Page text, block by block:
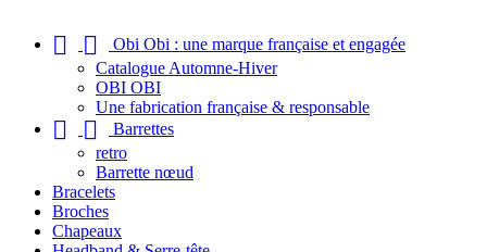
 
Obi Obi : une marque française et engagée
Catalogue Automne-Hiver
OBI OBI
Une fabrication française & responsable
 
Barrettes
retro
Barrette nœud
Bracelets
Broches
Chapeaux